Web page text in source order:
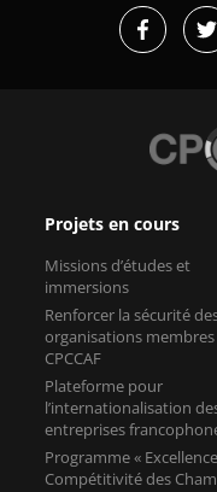
Projets en cours
Missions d’études et
immersions
Renforcer la sécurité
organisations membres
CPCCAF
Plateforme pour
l’internationalisation
entreprises
Programme «
Compétitivité des